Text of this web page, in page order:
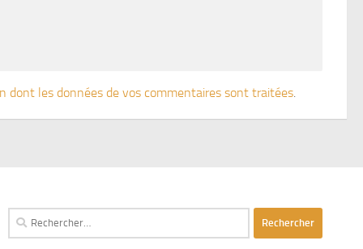
dont les données de vos commentaires sont traitées.
Rechercher :